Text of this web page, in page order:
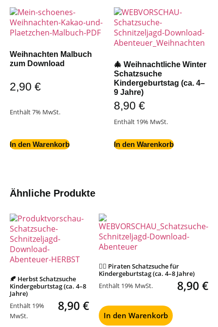
Weihnachten Malbuch
zum Download
2,90 €
Enthält 7% MwSt.
In den Warenkorb
🎄 Weihnachtliche Winter
Schatzsuche
Kindergeburtstag (ca. 4–
9 Jahre)
8,90 €
Enthält 19% MwSt.
In den Warenkorb
Ähnliche Produkte
🍂 Herbst Schatzsuche
Kindergeburtstag (ca. 4–8
Jahre)
8,90€
Enthält 19%
MwSt.
🏴‍☠️ Piraten Schatzsuche für
Kindergeburtstag (ca. 4–8 Jahre)
8,90€
Enthält 19% MwSt.
In den Warenkorb